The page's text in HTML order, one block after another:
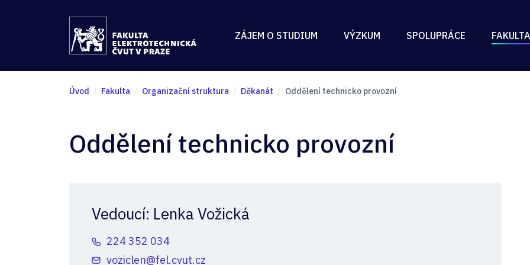
ZÁJEM O STUDIUM VÝZKUM SPOLUPRÁCE FAKULTA
Úvod Fakulta Organizační struktura Děkanát Oddělení technicko provozní
Oddělení technicko provozní
Vedoucí: Lenka Vožická
224 352 034
voziclen@fel.cvut.cz